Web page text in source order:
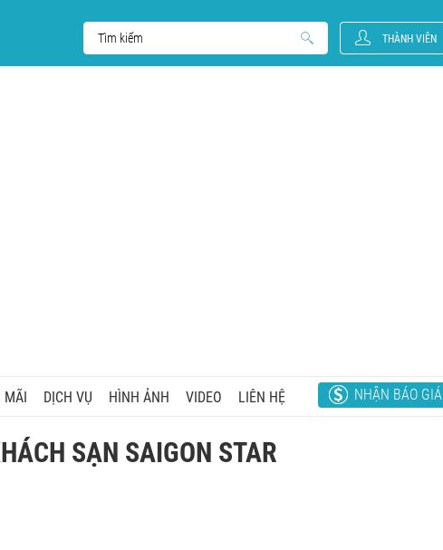
THÀNH VIÊN
MÃI DỊCH VỤ HÌNH ẢNH VIDEO LIÊN HỆ NHẬN BÁO GIÁ
SẠN SAIGON STAR